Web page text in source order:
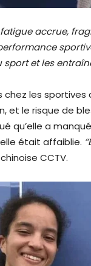
accrue,
sport et les
les
le risque de
qu’elle a
était affaiblie.
CCTV.